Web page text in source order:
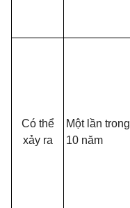
Có thể
xảy ra
Một lần trong
10 năm